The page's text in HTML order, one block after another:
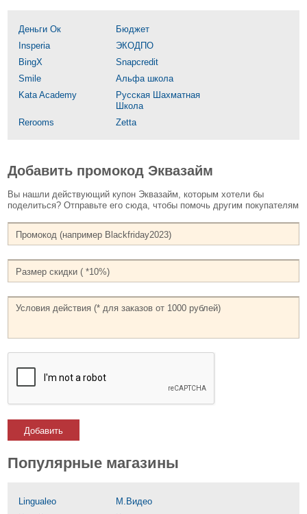
Деньги Ок
Бюджет
Insperia
ЭКОДПО
BingX
Snapcredit
Smile
Альфа школа
Kata Academy
Русская Шахматная
Школа
Rerooms
Zetta
Добавить промокод Эквазайм
Вы нашли действующий купон Эквазайм, которым хотели бы
поделиться? Отправьте его сюда, чтобы помочь другим покупателям
Добавить
Популярные магазины
Lingualeo
М.Видео